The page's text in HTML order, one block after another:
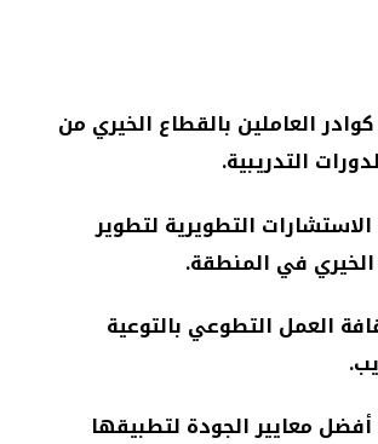
العاملين بالقطاع الخيري من
التدريبية.
التطويرية لتطوير
في المنطقة.
العمل التطوعي بالتوعية
معايير الجودة لتطبيقها